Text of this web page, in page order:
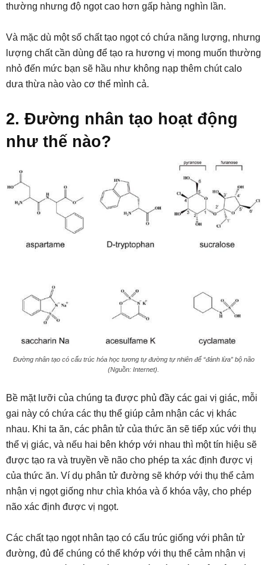
thường nhưng độ ngọt cao hơn gấp hàng nghìn lần.
Và mặc dù một số chất tạo ngọt có chứa năng lượng, nhưng
lượng chất cần dùng để tạo ra hương vị mong muốn thường
nhỏ đến mức bạn sẽ hầu như không nạp thêm chút calo
dưa thừa nào vào cơ thể mình cả.
2. Đường nhân tạo hoạt động
như thế nào?
Đường nhân tạo có cấu trúc hóa học tương tự đường tự nhiên để “đánh lừa” bộ não
(Nguồn: Internet).
Bề mặt lưỡi của chúng ta được phủ đầy các gai vị giác, mỗi
gai này có chứa các thụ thể giúp cảm nhận các vị khác
nhau. Khi ta ăn, các phân tử của thức ăn sẽ tiếp xúc với thụ
thể vị giác, và nếu hai bên khớp với nhau thì một tín hiệu sẽ
được tạo ra và truyền về não cho phép ta xác định được vị
của thức ăn. Ví dụ phân tử đường sẽ khớp với thụ thể cảm
nhận vị ngọt giống như chìa khóa và ổ khóa vậy, cho phép
não xác định được vị ngọt.
Các chất tạo ngọt nhân tạo có cấu trúc giống với phân tử
đường, đủ để chúng có thể khớp với thụ thể cảm nhận vị